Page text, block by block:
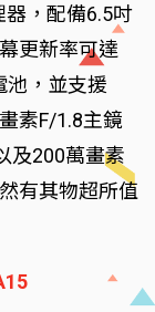
器，配備6.5吋
更新率可達
池，並支援
素F/1.8主鏡
及200萬畫素
有其物超所值